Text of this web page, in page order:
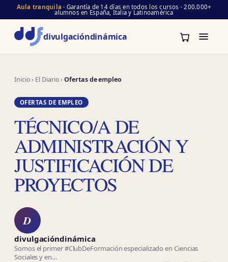
Aula tranquila · Garantía de 14 días en todos los cursos · 200.000+
alumnos en España, Italia y Latinoamérica
divulgacióndinámica
Inicio› El Diario›Ofertas de empleo
OFERTAS DE EMPLEO
TÉCNICO/A DE
ADMINISTRACIÓN Y
JUSTIFICACIÓN DE
PROYECTOS
D
divulgacióndinámica
Somos el primer #ClubDeFormación especializado en Ciencias
Sociales y en…